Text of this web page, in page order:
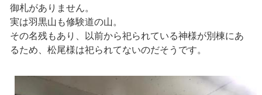
御札がありません。
実は羽黒山も修験道の山。
その名残もあり、以前から祀られている神様が別棟にあ
るため、松尾様は祀られてないのだそうです。